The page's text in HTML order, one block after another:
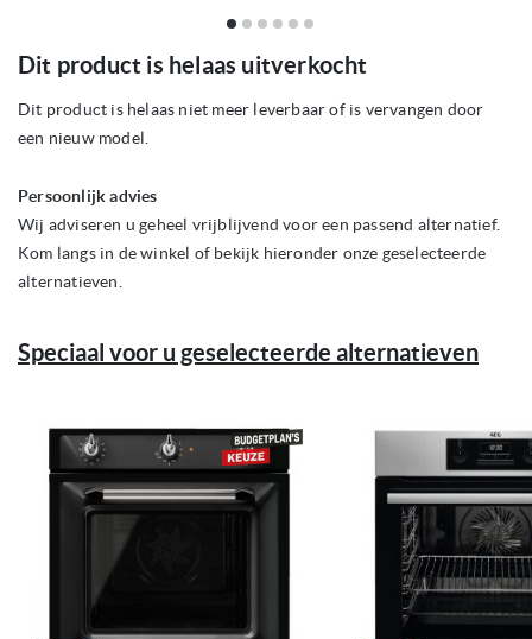
naar
begin
van
Dit product is helaas uitverkocht
Dit product is helaas niet meer leverbaar of is vervangen door
een nieuw model.
Persoonlijk advies
Wij adviseren u geheel vrijblijvend voor een passend alternatief.
Kom langs in de winkel of bekijk hieronder onze geselecteerde
alternatieven.
Speciaal voor u geselecteerde alternatieven